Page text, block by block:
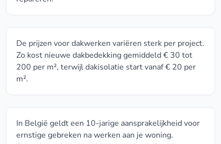
De prijzen voor dakwerken variëren sterk per project.
Zo kost nieuwe dakbedekking gemiddeld € 30 tot
200 per m², terwijl dakisolatie start vanaf € 20 per
m².
In België geldt een 10-jarige aansprakelijkheid voor
ernstige gebreken na werken aan je woning.